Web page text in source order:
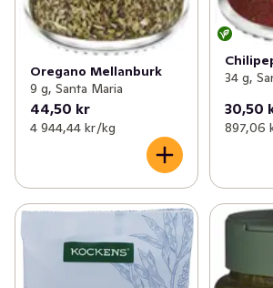
Oregano Mellanburk
9 g, Santa Maria
44,50 kr
4 944,44 kr /kg
34 g,
30,50
897,06